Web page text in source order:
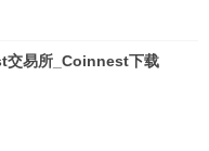
易所_Coinnest下载